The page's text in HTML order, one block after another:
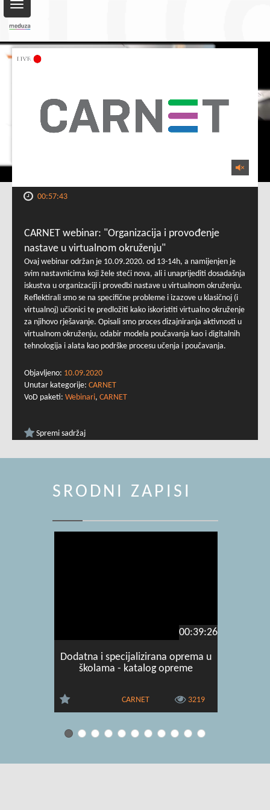
Toggle
navigation
00:57:43
CARNET webinar: "Organizacija i provođenje
nastave u virtualnom okruženju"
Ovaj webinar održan je 10.09.2020. od 13-14h, a namijenjen je
svim nastavnicima koji žele steći nova, ali i unaprijediti dosadašnja
iskustva u organizaciji i provedbi nastave u virtualnom okruženju.
Reflektirali smo se na specifične probleme i izazove u klasičnoj (i
virtualnoj) učionici te predložiti kako iskoristiti virtualno okruženje
za njihovo rješavanje. Opisali smo proces dizajniranja aktivnosti u
virtualnom okruženju, odabir modela poučavanja kao i digitalnih
tehnologija i alata kao podrške procesu učenja i poučavanja.
Objavljeno: 10.09.2020
Unutar kategorije: CARNET
VoD paketi: Webinari, CARNET
Spremi sadržaj
SRODNI ZAPISI
00:39:26
Dodatna i specijalizirana oprema u
školama - katalog opreme
CARNET 3219